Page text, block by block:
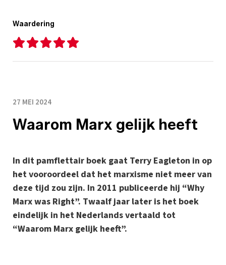
Waardering
27 MEI 2024
Waarom Marx gelijk heeft
In dit pamflettair boek gaat Terry Eagleton in op
het vooroordeel dat het marxisme niet meer van
deze tijd zou zijn. In 2011 publiceerde hij “Why
Marx was Right”. Twaalf jaar later is het boek
eindelijk in het Nederlands vertaald tot
“Waarom Marx gelijk heeft”.